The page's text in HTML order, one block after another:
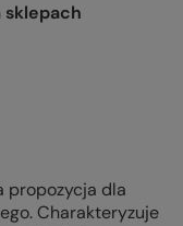
sklepach
propozycja dla
Charakteryzuje